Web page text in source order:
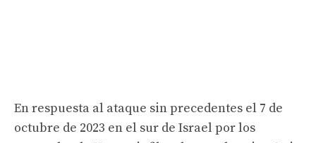
En respuesta al ataque sin precedentes el 7 de
octubre de 2023 en el sur de Israel por los